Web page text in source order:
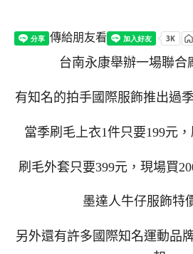
傳給朋友看
台南永康舉辦一場聯合
有知名的拍手國際服飾推出過
當季刷毛上衣1件只要199元
刷毛外套只要399元，現場買
墨達人牛仔服飾特
另外還有許多國際知名運動品